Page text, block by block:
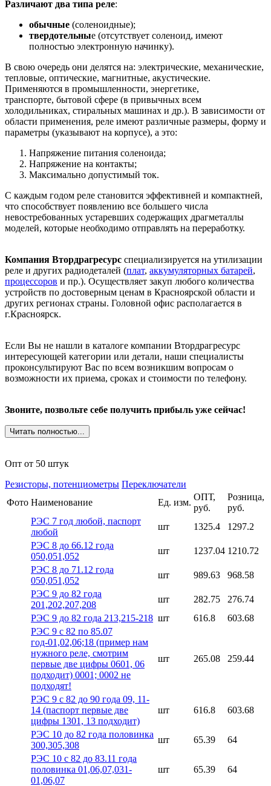
Различают два типа реле:
обычные (соленоидные);
твердотельные (отсутствует соленоид, имеют
полностью электронную начинку).
В свою очередь они делятся на: электрические, механические,
тепловые, оптические, магнитные, акустические.
Применяются в промышленности, энергетике,
транспорте, бытовой сфере (в привычных всем
холодильниках, стиральных машинах и др.). В зависимости от
области применения, реле имеют различные размеры, форму и
параметры (указывают на корпусе), а это:
Напряжение питания соленоида;
Напряжение на контакты;
Максимально допустимый ток.
С каждым годом реле становится эффективней и компактней,
что способствует появлению все большего числа
невостребованных устаревших содержащих драгметаллы
моделей, которые необходимо отправлять на переработку.
Компания Втордрагресурс специализируется на утилизации
реле и других радиодеталей (плат, аккумуляторных батарей,
процессоров и пр.). Осуществляет закуп любого количества
устройств по достоверным ценам в Красноярской области и
других регионах страны. Головной офис располагается в
г.Красноярск.
Если Вы не нашли в каталоге компании Втордрагресурс
интересующей категории или детали, наши специалисты
проконсультируют Вас по всем возникшим вопросам о
возможности их приема, сроках и стоимости по телефону.
Звоните, позвольте себе получить прибыль уже сейчас!
Читать полностью...
Опт от 50 штук
Резисторы, потенциометры Переключатели
Фото Наименование Ед. изм.
ОПТ,
руб.
Розница,
руб.
РЭС 7 год любой, паспорт
любой
шт 1325.4
1297.2
РЭС 8 до 66.12 года
050,051,052
шт 1237.04 1210.72
РЭС 8 до 71.12 года
050,051,052
шт 989.63
968.58
РЭС 9 до 82 года
201,202,207,208
шт 282.75
276.74
РЭС 9 до 82 года 213,215-218 шт 616.8
603.68
РЭС 9 с 82 по 85.07
год-01,02,06;18 (пример нам
нужного реле, смотрим
первые две цифры 0601, 06
подходит) 0001; 0002 не
подходят!
шт 265.08 259.44
РЭС 9 с 82 до 90 года 09, 11-
14 (паспорт первые две
цифры 1301, 13 подходит)
шт 616.8 603.68
РЭС 10 до 82 года половинка
300,305,308
шт 65.39
64
РЭС 10 с 82 до 83.11 года
половинка 01,06,07,031-
01,06,07
шт 65.39 64